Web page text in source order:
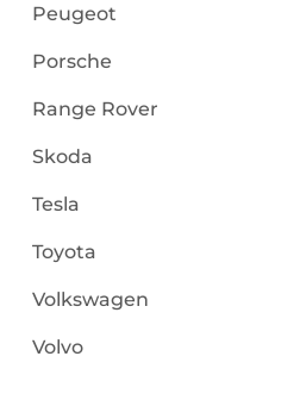
Peugeot
Porsche
Range Rover
Skoda
Tesla
Toyota
Volkswagen
Volvo